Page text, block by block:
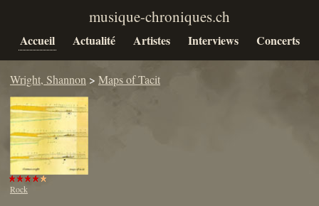
Accueil Actualité Artistes Interviews Concerts
Wright, Shannon > Maps of Tacit
Rock